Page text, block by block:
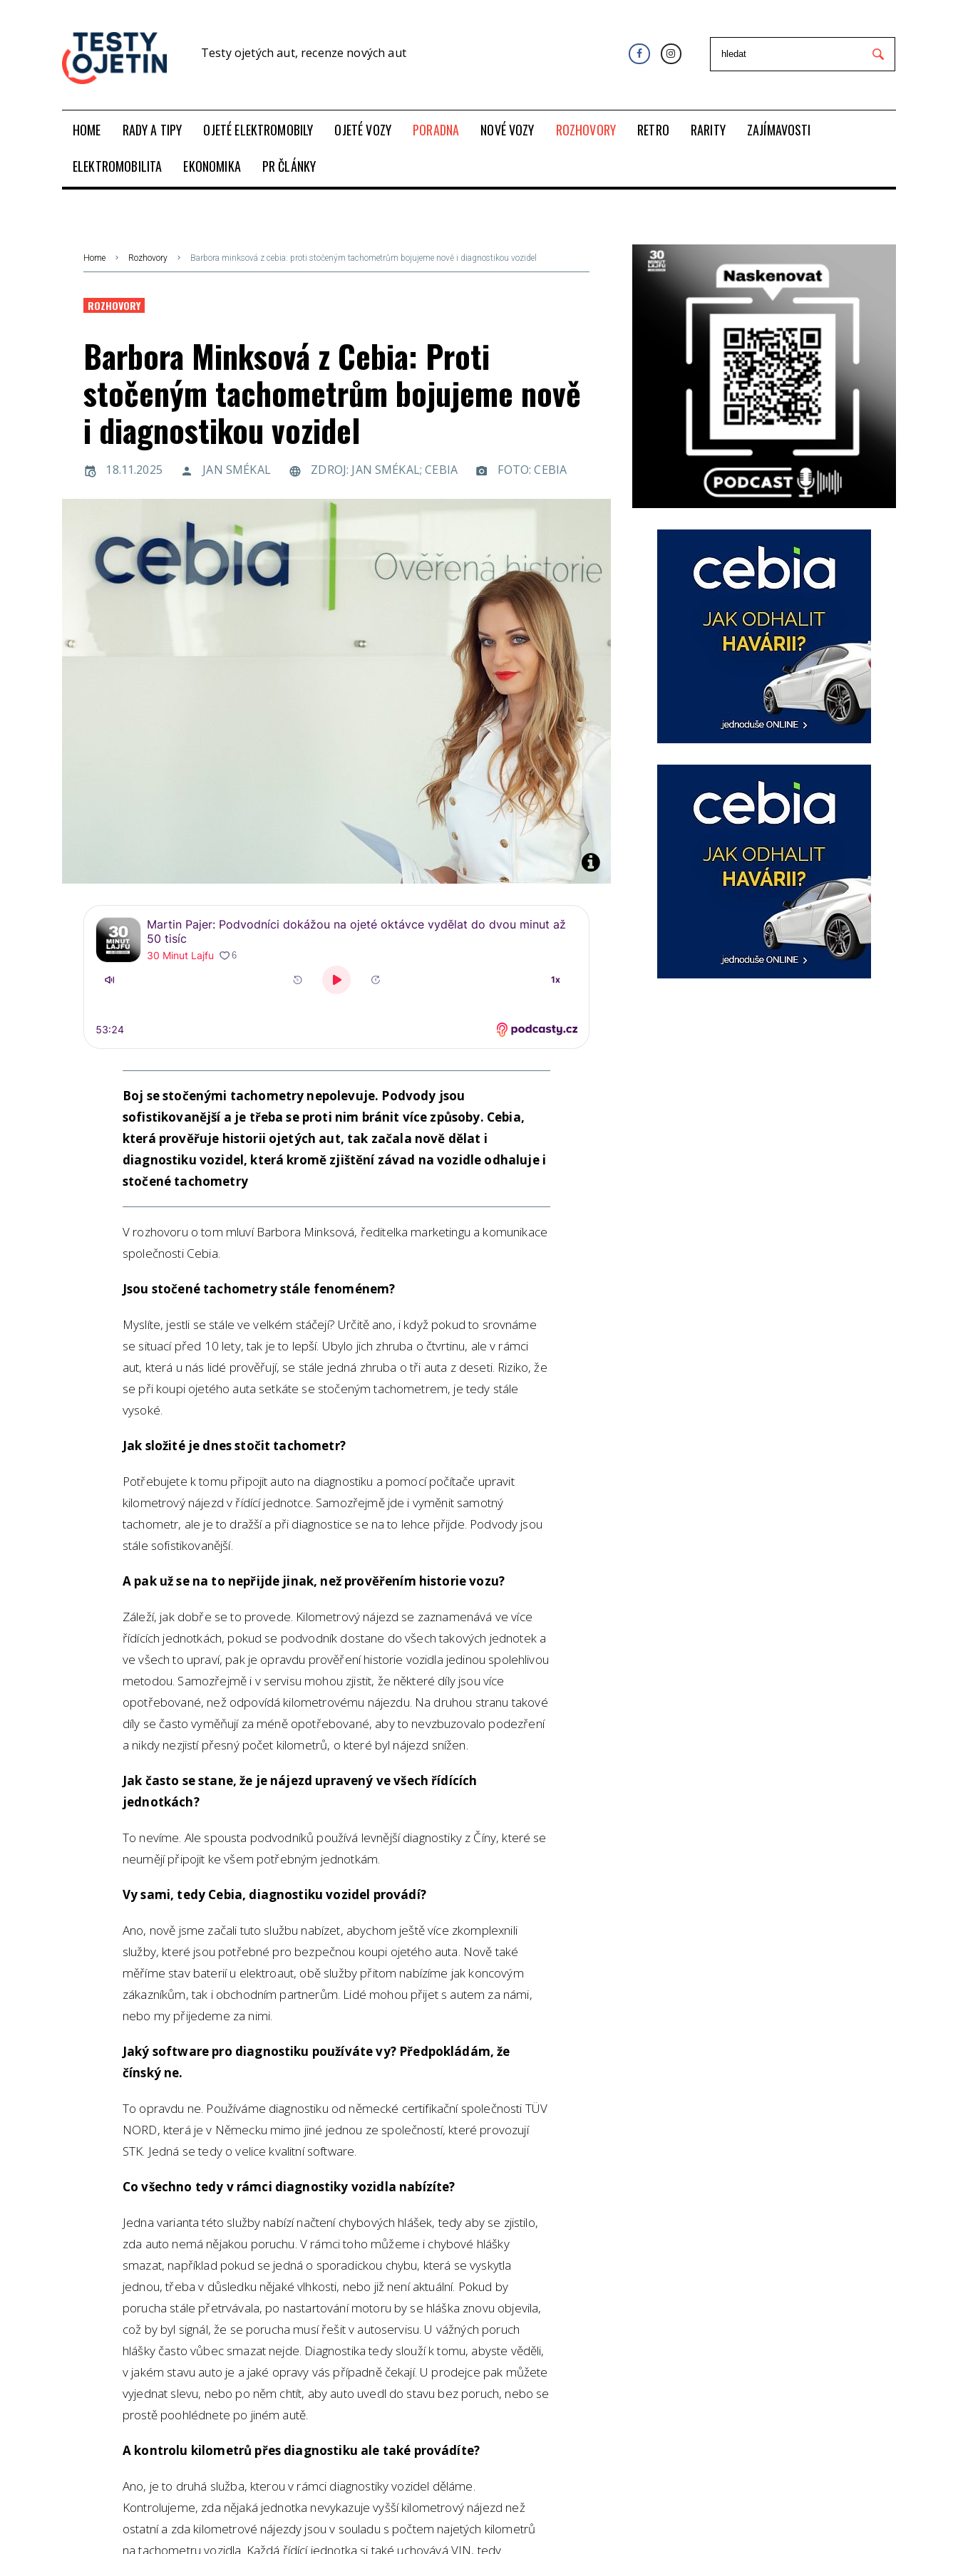
Testy ojetých aut, recenze nových aut
HOME RADY A TIPY OJETÉ ELEKTROMOBILY OJETÉ VOZY PORADNA NOVÉ VOZY ROZHOVORY RETRO RARITY
ZAJÍMAVOSTI
ELEKTROMOBILITA
EKONOMIKA PR ČLÁNKY
Home Rozhovory Barbora minksová z cebia: proti stočeným tachometrům bojujeme nově i diagnostikou vozidel
ROZHOVORY
Barbora Minksová z Cebia: Proti
stočeným tachometrům bojujeme nově
i diagnostikou vozidel
18.11.2025 JAN SMÉKAL ZDROJ: JAN SMÉKAL; CEBIA FOTO: CEBIA
Boj se stočenými tachometry nepolevuje. Podvody jsou
sofistikovanější a je třeba se proti nim bránit více způsoby. Cebia,
která prověřuje historii ojetých aut, tak začala nově dělat i
diagnostiku vozidel, která kromě zjištění závad na vozidle odhaluje i
stočené tachometry
V rozhovoru o tom mluví Barbora Minksová, ředitelka marketingu a komunikace
společnosti Cebia.
Jsou stočené tachometry stále fenoménem?
Myslíte, jestli se stále ve velkém stáčejí? Určitě ano, i když pokud to srovnáme
se situací před 10 lety, tak je to lepší. Ubylo jich zhruba o čtvrtinu, ale v rámci
aut, která u nás lidé prověřují, se stále jedná zhruba o tři auta z deseti. Riziko, že
se při koupi ojetého auta setkáte se stočeným tachometrem, je tedy stále
vysoké.
Jak složité je dnes stočit tachometr?
Potřebujete k tomu připojit auto na diagnostiku a pomocí počítače upravit
kilometrový nájezd v řídící jednotce. Samozřejmě jde i vyměnit samotný
tachometr, ale je to dražší a při diagnostice se na to lehce přijde. Podvody jsou
stále sofistikovanější.
A pak už se na to nepřijde jinak, než prověřením historie vozu?
Záleží, jak dobře se to provede. Kilometrový nájezd se zaznamenává ve více
řídících jednotkách, pokud se podvodník dostane do všech takových jednotek a
ve všech to upraví, pak je opravdu prověření historie vozidla jedinou spolehlivou
metodou. Samozřejmě i v servisu mohou zjistit, že některé díly jsou více
opotřebované, než odpovídá kilometrovému nájezdu. Na druhou stranu takové
díly se často vyměňují za méně opotřebované, aby to nevzbuzovalo podezření
a nikdy nezjistí přesný počet kilometrů, o které byl nájezd snížen.
Jak často se stane, že je nájezd upravený ve všech řídících
jednotkách?
To nevíme. Ale spousta podvodníků používá levnější diagnostiky z Číny, které se
neumějí připojit ke všem potřebným jednotkám.
Vy sami, tedy Cebia, diagnostiku vozidel provádí?
Ano, nově jsme začali tuto službu nabízet, abychom ještě více zkomplexnili
služby, které jsou potřebné pro bezpečnou koupi ojetého auta. Nově také
měříme stav baterií u elektroaut, obě služby přitom nabízíme jak koncovým
zákazníkům, tak i obchodním partnerům. Lidé mohou přijet s autem za námi,
nebo my přijedeme za nimi.
Jaký software pro diagnostiku používáte vy? Předpokládám, že
čínský ne.
To opravdu ne. Používáme diagnostiku od německé certifikační společnosti TÜV
NORD, která je v Německu mimo jiné jednou ze společností, které provozují
STK. Jedná se tedy o velice kvalitní software.
Co všechno tedy v rámci diagnostiky vozidla nabízíte?
Jedna varianta této služby nabízí načtení chybových hlášek, tedy aby se zjistilo,
zda auto nemá nějakou poruchu. V rámci toho můžeme i chybové hlášky
smazat, například pokud se jedná o sporadickou chybu, která se vyskytla
jednou, třeba v důsledku nějaké vlhkosti, nebo již není aktuální. Pokud by
porucha stále přetrvávala, po nastartování motoru by se hláška znovu objevila,
což by byl signál, že se porucha musí řešit v autoservisu. U vážných poruch
hlášky často vůbec smazat nejde. Diagnostika tedy slouží k tomu, abyste věděli,
v jakém stavu auto je a jaké opravy vás případně čekají. U prodejce pak můžete
vyjednat slevu, nebo po něm chtít, aby auto uvedl do stavu bez poruch, nebo se
prostě poohlédnete po jiném autě.
A kontrolu kilometrů přes diagnostiku ale také provádíte?
Ano, je to druhá služba, kterou v rámci diagnostiky vozidel děláme.
Kontrolujeme, zda nějaká jednotka nevykazuje vyšší kilometrový nájezd než
ostatní a zda kilometrové nájezdy jsou v souladu s počtem najetých kilometrů
na tachometru vozidla. Každá řídící jednotka si také uchovává VIN, tedy